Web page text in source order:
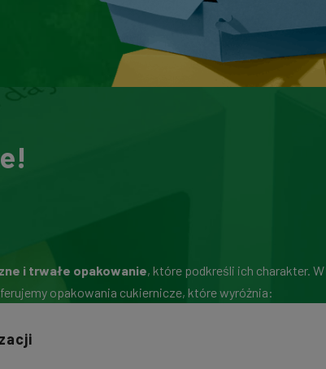
i trwałe opakowanie, które podkreśli ich charakter.
opakowania cukiernicze, które wyróżnia: